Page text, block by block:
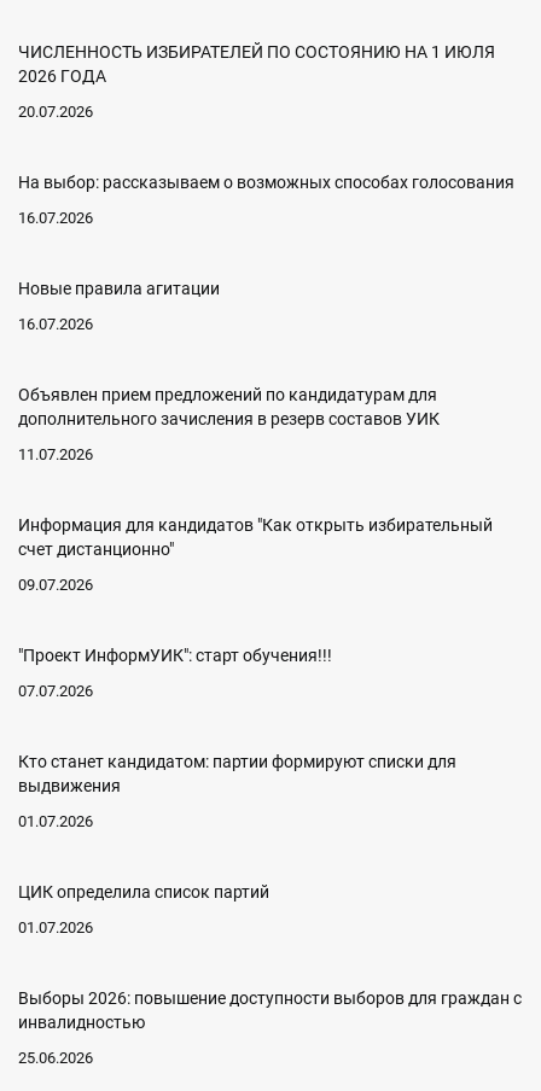
ЧИСЛЕННОСТЬ ИЗБИРАТЕЛЕЙ ПО СОСТОЯНИЮ НА 1 ИЮЛЯ
2026 ГОДА
20.07.2026
На выбор: рассказываем о возможных способах голосования
16.07.2026
Новые правила агитации
16.07.2026
Объявлен прием предложений по кандидатурам для
дополнительного зачисления в резерв составов УИК
11.07.2026
Информация для кандидатов "Как открыть избирательный
счет дистанционно"
09.07.2026
"Проект ИнформУИК": старт обучения!!!
07.07.2026
Кто станет кандидатом: партии формируют списки для
выдвижения
01.07.2026
ЦИК определила список партий
01.07.2026
Выборы 2026: повышение доступности выборов для граждан с
инвалидностью
25.06.2026